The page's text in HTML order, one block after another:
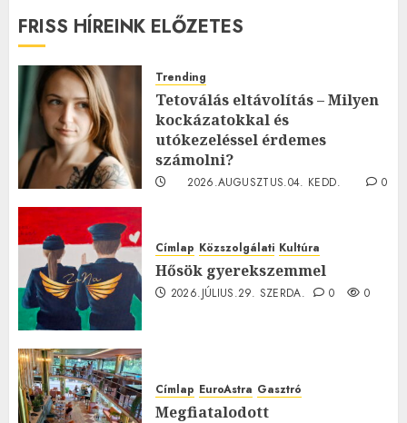
FRISS HÍREINK ELŐZETES
Trending
Tetoválás eltávolítás – Milyen
kockázatokkal és
utókezeléssel érdemes
számolni?
2026.AUGUSZTUS.04. KEDD.
0
Címlap Közszolgálati Kultúra
Hősök gyerekszemmel
2026.JÚLIUS.29. SZERDA. 0 0
Címlap EuroAstra Gasztró
Megfiatalodott